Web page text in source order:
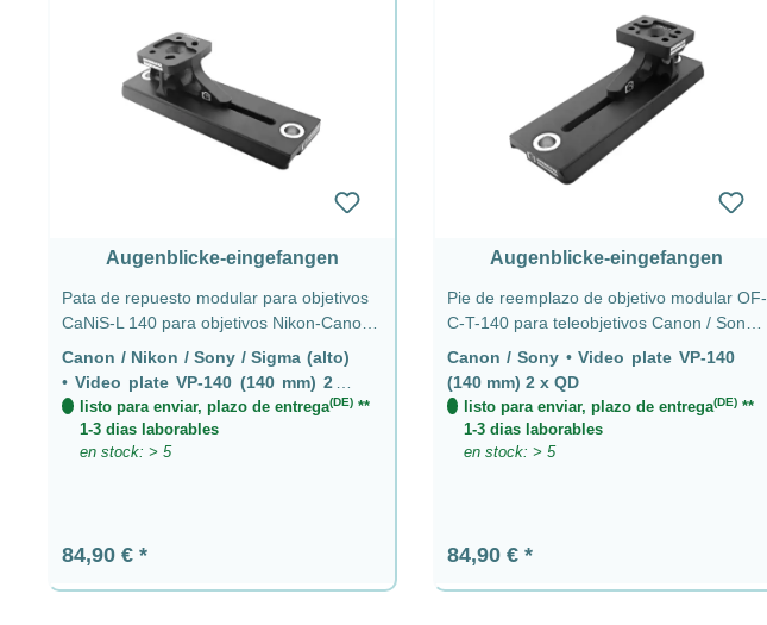
Augenblicke-eingefangen
Pata de repuesto modular para objetivos
CaNiS-L 140 para objetivos Nikon-Canon-
Sony-Sigma - Placa de video VP-140 (140
mm) 2 x QD
Canon / Nikon / Sony / Sigma (alto)
• Video plate VP-140 (140 mm) 2 x
QDlisto para enviar, plazo de entrega(DE)**
1-3 dias laborables
en stock: > 5
Precio normal:
84,90 €
Augenblicke-eingefangen
Pie de reemplazo de objetivo modular OF-
C-T-140 para teleobjetivos Canon / Sony -
Placa de video VP-140 (140 mm) 2 x QD
Canon / Sony - Placa de video VP-140
(140 mm) 2 x QD
Canon / Sony • Video plate VP-140
(140 mm) 2 x QD
listo para enviar, plazo de entrega(DE) **
1-3 dias laborables
en stock: > 5
Precio normal:
84,90 €